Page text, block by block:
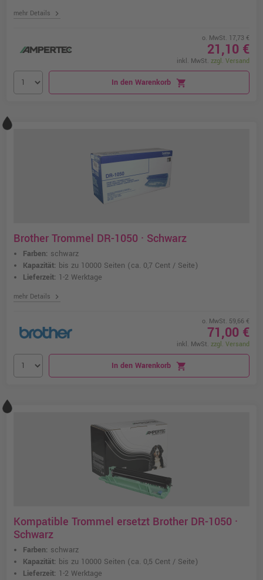
mehr Details chevron_right
o. MwSt. 17,73 €
21,10 €
inkl. MwSt. zzgl. Versand
In den Warenkorb shopping_cart
Brother Trommel DR-1050 · Schwarz
Farben: schwarz
Kapazität: bis zu 10000 Seiten (ca. 0,7 Cent / Seite)
Lieferzeit: 1-2 Werktage
mehr Details chevron_right
o. MwSt. 59,66 €
71,00 €
inkl. MwSt. zzgl. Versand
In den Warenkorb shopping_cart
Kompatible Trommel ersetzt Brother DR-1050 ·
Schwarz
Farben: schwarz
Kapazität: bis zu 10000 Seiten (ca. 0,5 Cent / Seite)
Lieferzeit: 1-2 Werktage